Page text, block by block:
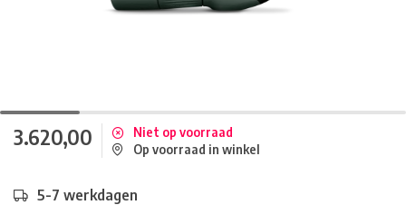
3.620,00
Niet op voorraad
Op voorraad in winkel
5-7 werkdagen